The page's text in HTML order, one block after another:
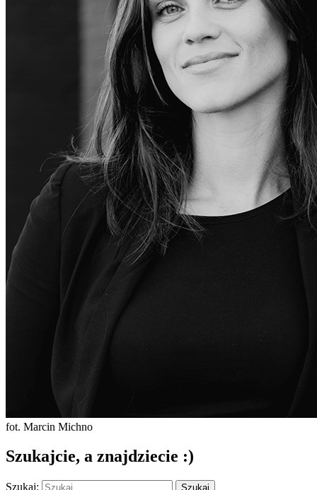
fot. Marcin Michno
Szukajcie, a znajdziecie :)
Szukaj: